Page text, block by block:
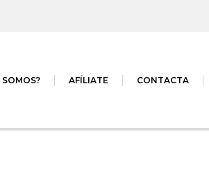
SOMOS? AFÍLIATE CONTACTA